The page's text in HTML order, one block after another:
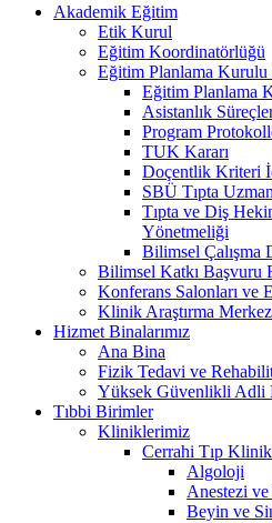
Akademik Eğitim
Etik Kurul
Eğitim Koordinatörlüğü
Eğitim Planlama
Eğitim Planlama
Asistanlık
Program
TUK Kararı
Doçentlik Kriteri
SBÜ Tıpta
Tıpta ve Diş
Yönetmeliği
Bilimsel Çalışma
Bilimsel Katkı Başvuru
Konferans Salonları ve
Klinik Araştırma
Hizmet Binalarımız
Ana Bina
Fizik Tedavi ve
Yüksek Güvenlikli Adli
Tıbbi Birimler
Kliniklerimiz
Cerrahi Tıp
Algoloji
Anestezi
Beyin ve